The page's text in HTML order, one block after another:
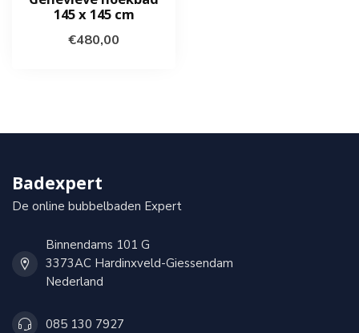
145 x 145 cm
€480,00
Badexpert
De online bubbelbaden Expert
Binnendams 101 G
3373AC Hardinxveld-Giessendam
Nederland
085 130 7927